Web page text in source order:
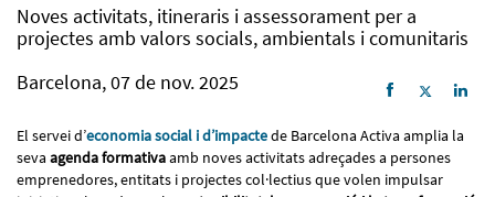
Noves activitats, itineraris i assessorament per a
projectes amb valors socials, ambientals i comunitaris
Barcelona, 07 de nov. 2025
El servei d’economia social i d’impactede Barcelona Activa amplia la
seva agenda formativaamb noves activitats adreçades a persones
emprenedores, entitats i projectes col·lectius que volen impulsar